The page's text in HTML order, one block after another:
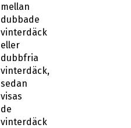
mellan
dubbade
vinterdäck
eller
dubbfria
vinterdäck,
sedan
visas
de
vinterdäck